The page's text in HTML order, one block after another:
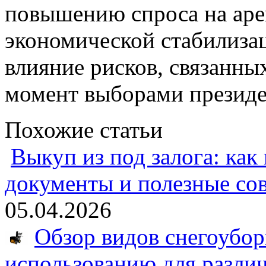
повышению спроса на
экономической
влияние рисков,
момент выборами
Похожие статьи
Выкуп из под залога:
документы и полезные
05.04.2026
Обзор видов